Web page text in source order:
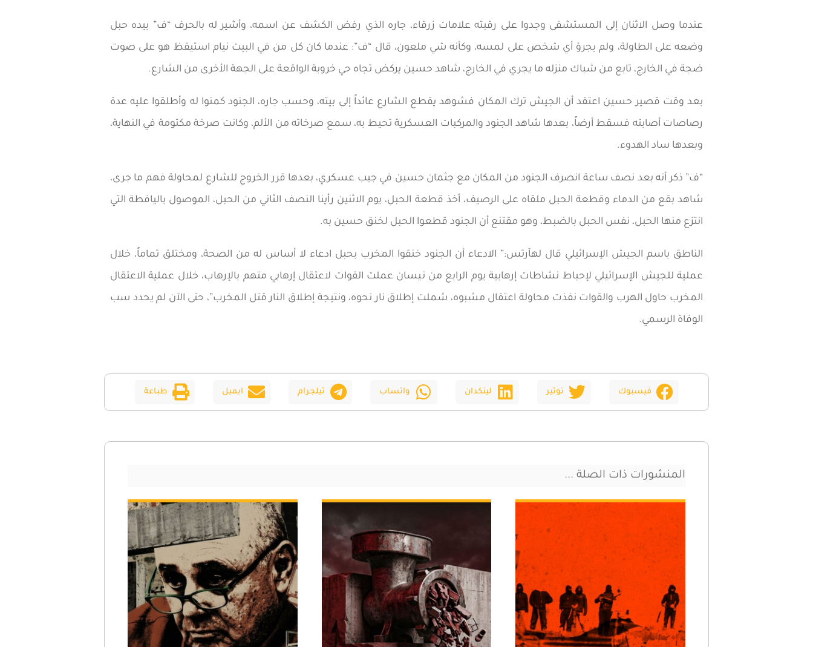
عندما وصل الاثنان إلى المستشفى وجدوا على رقبته علامات زرقاء، جاره الذي رفض الكشف عن اسمه، وأشير له بالحرف “ف” بيده حبل
وضعه على الطاولة، ولم يجرؤ أي شخص على لمسه، وكأنه شي ملعون، قال “ف”: عندما كان كل من في البيت نيام استيقظ هو على صوت
ضجة في الخارج، تابع من شباك منزله ما يجري في الخارج، شاهد حسين يركض تجاه حي خروبة الواقعة على الجهة الأخرى من الشارع.
بعد وقت قصير حسين اعتقد أن الجيش ترك المكان فشوهد يقطع الشارع عائداً إلى بيته، وحسب جاره، الجنود كمنوا له وأطلقوا عليه عدة
رصاصات أصابته فسقط أرضاً، بعدها شاهد الجنود والمركبات العسكرية تحيط به، سمع صرخاته من الألم، وكانت صرخة مكتومة في النهاية،
وبعدها ساد الهدوء.
“ف” ذكر أنه بعد نصف ساعة انصرف الجنود من المكان مع جثمان حسين في جيب عسكري، بعدها قرر الخروج للشارع لمحاولة فهم ما جرى،
شاهد بقع من الدماء وقطعة الحبل ملقاه على الرصيف، أخذ قطعة الحبل، يوم الاثنين رأينا النصف الثاني من الحبل، الموصول باليافطة التي
انتزع منها الحبل، نفس الحبل بالضبط، وهو مقتنع أن الجنود قطعوا الحبل لخنق حسين به.
الناطق باسم الجيش الإسرائيلي قال لهآرتس:” الادعاء أن الجنود خنقوا المخرب بحبل ادعاء لا أساس له من الصحة، ومختلق تماماً، خلال
عملية للجيش الإسرائيلي لإحباط نشاطات إرهابية يوم الرابع من نيسان عملت القوات لاعتقال إرهابي متهم بالإرهاب، خلال عملية الاعتقال
المخرب حاول الهرب والقوات نفذت محاولة اعتقال مشبوه، شملت إطلاق نار نحوه، ونتيجة إطلاق النار قتل المخرب”، حتى الآن لم يحدد سب
الوفاة الرسمي.
فيسبوك توتير لينكدان واتساب تيلجرام ايميل طباعة
المنشورات ذات الصلة ...